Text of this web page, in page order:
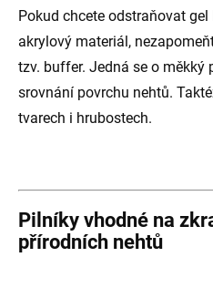
Pokud chcete odstraňovat
akrylový materiál,
tzv. buffer. Jedná se o měkký
srovnání povrchu nehtů.
tvarech i hrubostech.
Pilníky vhodné na
přírodních nehtů